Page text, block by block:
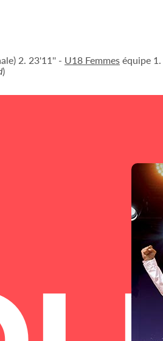
2. 23'11'' - U18 Femmes équipe 1.
)